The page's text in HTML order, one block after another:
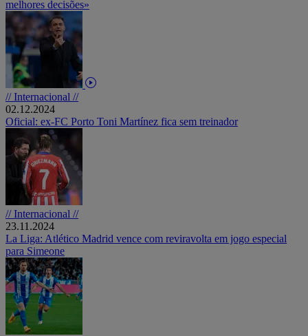
melhores decisões»
// Internacional //
02.12.2024
Oficial: ex-FC Porto Toni Martínez fica sem treinador
// Internacional //
23.11.2024
La Liga: Atlético Madrid vence com reviravolta em jogo especial
para Simeone